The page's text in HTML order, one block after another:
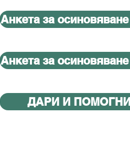
Анкета за
Анкета за
ДАРИ И